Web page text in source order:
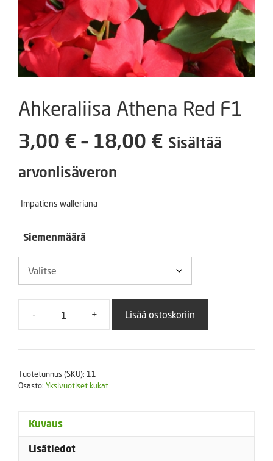
Ahkeraliisa Athena Red F1
3,00 € – 18,00 € Sisältää
arvonlisäveron
Impatiens walleriana
Siemenmäärä
-
Ahkeraliisa
Red
+ Lisää ostoskoriin
Tuotetunnus (SKU): 11
Osasto: Yksivuotiset kukat
Kuvaus
Lisätiedot